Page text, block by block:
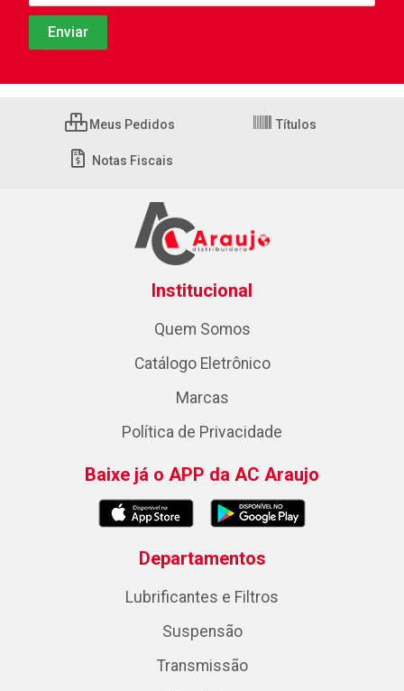
Meus Pedidos Títulos
Notas Fiscais
Institucional
Quem Somos
Catálogo Eletrônico
Marcas
Política de Privacidade
Baixe já o APP da AC Araujo
Departamentos
Lubrificantes e Filtros
Suspensão
Transmissão